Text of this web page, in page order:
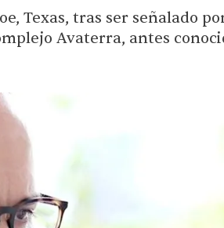
Texas, tras ser señalado
Avaterra, antes